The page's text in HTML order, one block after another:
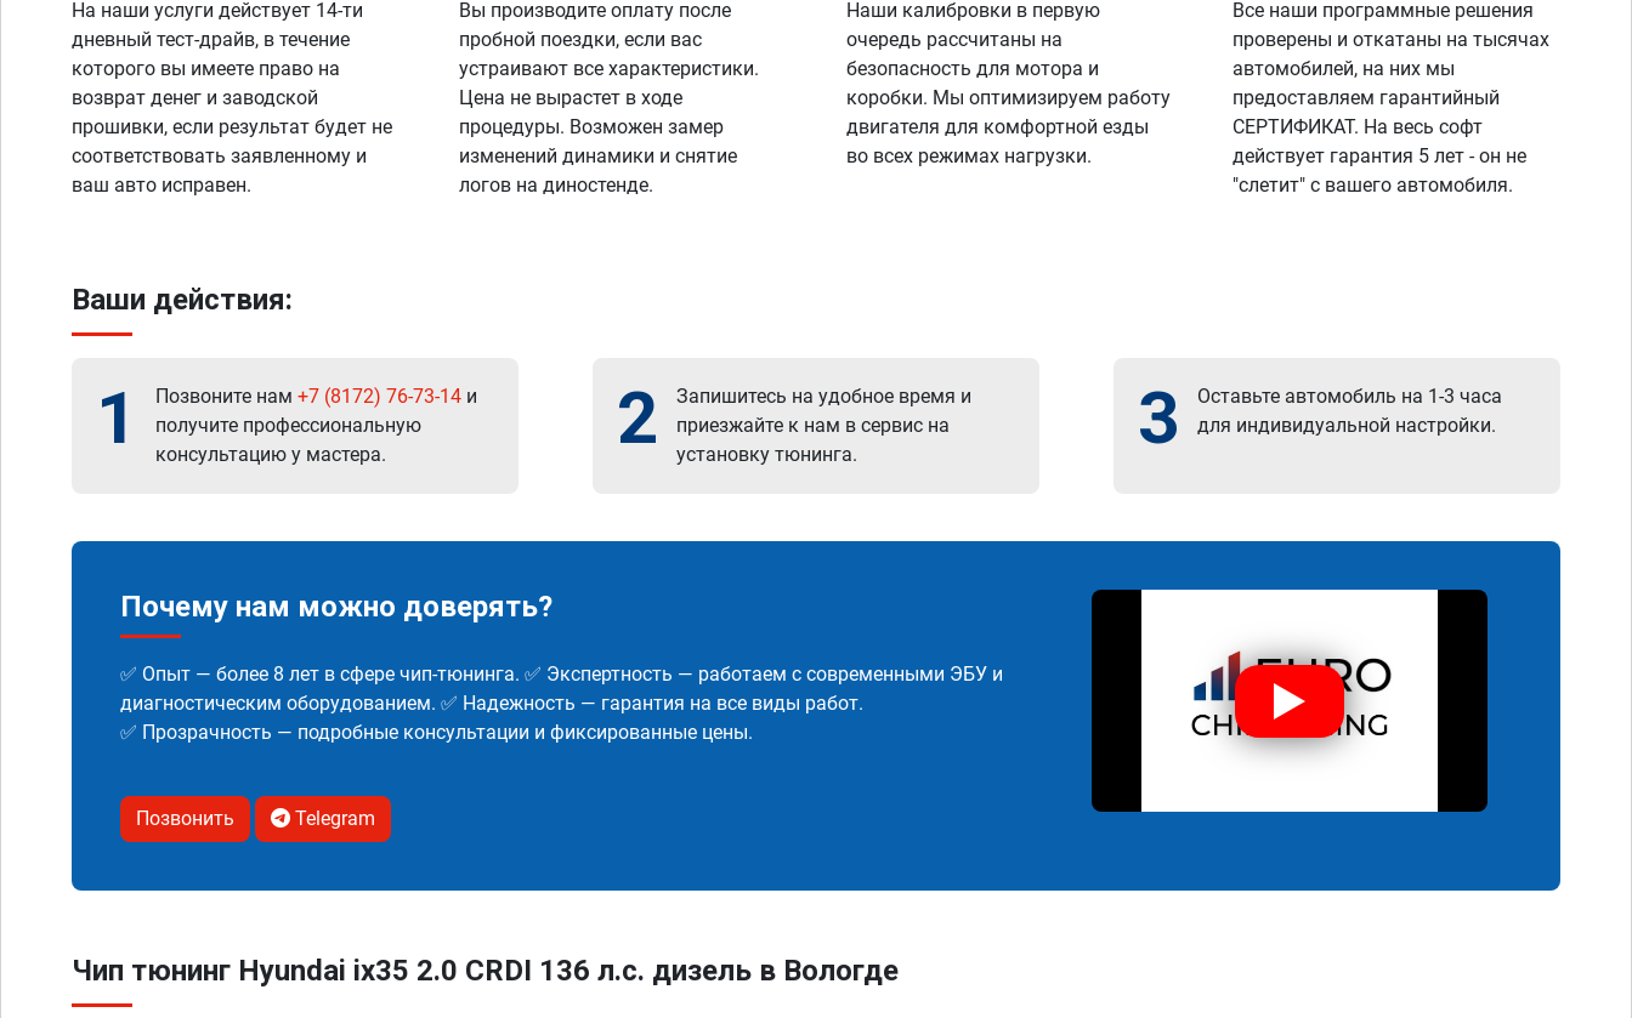
На наши услуги действует 14-ти
дневный тест-драйв, в течение
которого вы имеете право на
возврат денег и заводской
прошивки, если результат будет не
соответствовать заявленному и
ваш авто исправен.
Вы производите оплату после
пробной поездки, если вас
устраивают все характеристики.
Цена не вырастет в ходе
процедуры. Возможен замер
изменений динамики и снятие
логов на диностенде.
Наши калибровки в первую
очередь рассчитаны на
безопасность для мотора и
коробки. Мы оптимизируем работу
двигателя для комфортной езды
во всех режимах нагрузки.
Все наши программные решения
проверены и откатаны на тысячах
автомобилей, на них мы
предоставляем гарантийный
СЕРТИФИКАТ. На весь софт
действует гарантия 5 лет - он не
"слетит" с вашего автомобиля.
Ваши действия:
1 Позвоните нам +7 (8172) 76-73-14 и
получите профессиональную
консультацию у мастера.
2
Запишитесь на удобное время и
приезжайте к нам в сервис на
установку тюнинга.
3
Оставьте автомобиль на 1-3 часа
для индивидуальной настройки.
Почему нам можно доверять?
✅ Опыт — более 8 лет в сфере чип-тюнинга. ✅ Экспертность — работаем с современными ЭБУ и
диагностическим оборудованием. ✅ Надежность — гарантия на все виды работ.
✅ Прозрачность — подробные консультации и фиксированные цены.
Позвонить Telegram
Чип тюнинг Hyundai ix35 2.0 CRDI 136 л.с. дизель в Вологде